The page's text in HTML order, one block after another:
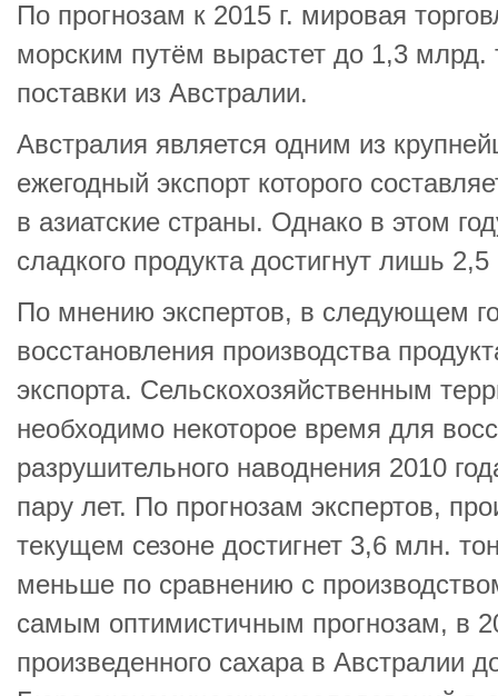
По прогнозам к 2015 г. мировая
морским путём вырастет до 1,3 млрд.
поставки из Австралии.
Австралия является одним из
ежегодный экспорт которого
в азиатские страны. Однако в этом
сладкого продукта достигнут лишь
По мнению экспертов, в следующем
восстановления производства
экспорта. Сельскохозяйственным
необходимо некоторое время для
разрушительного наводнения 2010
пару лет. По прогнозам экспертов,
текущем сезоне достигнет 3,6 млн.
меньше по сравнению с
самым оптимистичным прогнозам, в
произведенного сахара в Австралии